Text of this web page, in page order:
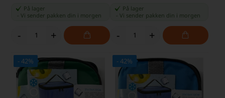
På lager
-Vi sender pakken din i morgen
- +
På lager
Vi sender pakken din i morgen
- +
- 42% SKARP PRIS · SKARP PRIS - 42% SKARP PRIS · SKARP PRIS